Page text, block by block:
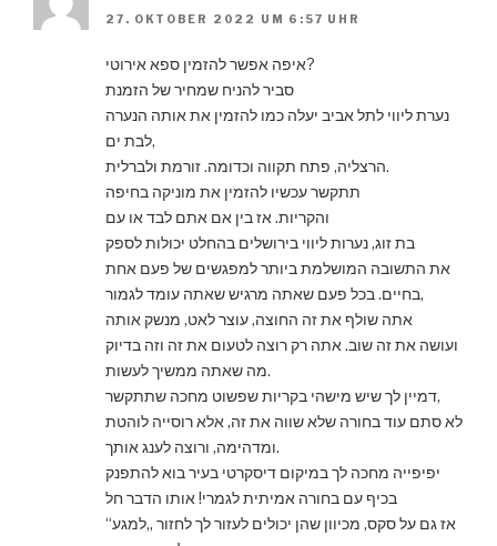
27. OKTOBER 2022 UM 6:57 UHR
איפה אפשר להזמין ספא אירוטי?
סביר להניח שמחיר של הזמנת
נערת ליווי לתל אביב יעלה כמו להזמין את אותה הנערה
לבת ים,
הרצליה, פתח תקווה וכדומה. זורמת ולברלית.
תתקשר עכשיו להזמין את מוניקה בחיפה
והקריות. אז בין אם אתם לבד או עם
בת זוג, נערות ליווי בירושלים בהחלט יכולות לספק
את התשובה המושלמת ביותר למפגשים של פעם אחת
בחיים. בכל פעם שאתה מרגיש שאתה עומד לגמור,
אתה שולף את זה החוצה, עוצר לאט, מנשק אותה
ועושה את זה שוב. אתה רק רוצה לטעום את זה וזה בדיוק
מה שאתה ממשיך לעשות.
דמיין לך שיש מישהי בקריות שפשוט מחכה שתתקשר,
לא סתם עוד בחורה שלא שווה את זה, אלא רוסייה לוהטת
ומדהימה, ורוצה לענג אותך.
יפיפייה מחכה לך במיקום דיסקרטי בעיר בוא להתפנק
בכיף עם בחורה אמיתית לגמרי! אותו הדבר חל
אז גם על סקס, מכיוון שהן יכולים לעזור לך לחזור „למגע“